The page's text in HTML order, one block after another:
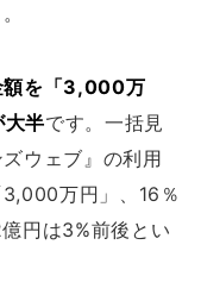
額を「3,000万
半です。一括見
ウェブ』の利用
万円」、16％
円は3%前後とい